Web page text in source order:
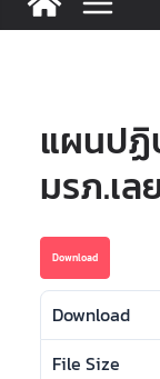
แผนปฏิ
มรภ.เล
Download
Download
File Size